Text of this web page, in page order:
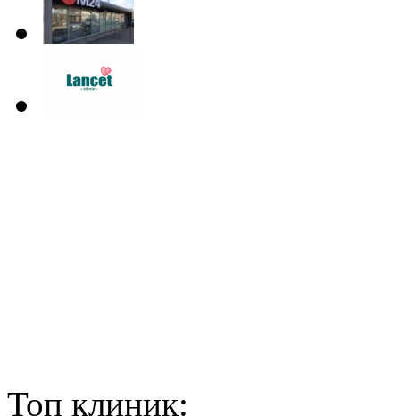
Топ клиник: